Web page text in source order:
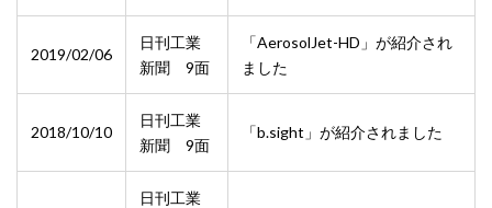
2019/02/06
日刊工業
新聞 9面
「AerosolJet-HD」が紹介され
ました
2018/10/10
日刊工業
新聞 9面
「b.sight」が紹介されました
日刊工業